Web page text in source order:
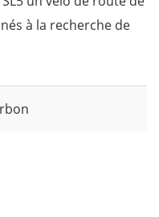
à la recherche de